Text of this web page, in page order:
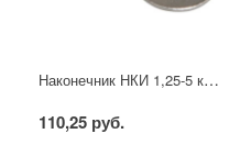
Наконечник НКИ 1,25-5 кольцо 0,5-1,5мм (20шт/упак) IEK
110,25 руб.